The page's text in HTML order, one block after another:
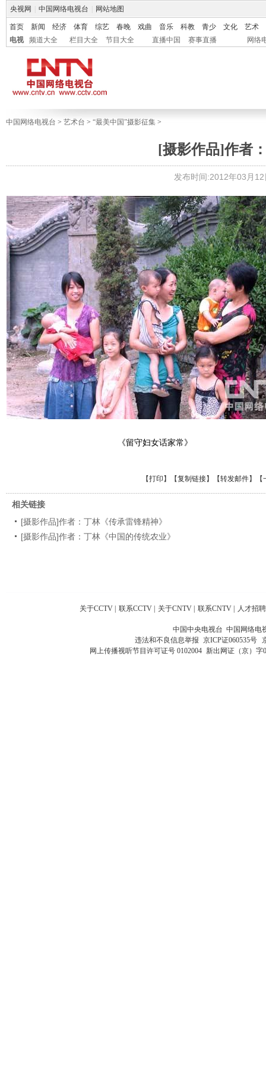
央视网 中国网络电视台 网站地图
首页 新闻 经济 体育 综艺 春晚 戏曲 音乐 科教 青少 文化
艺术
电视
频道大全 栏目大全 节目大全 直播中国 赛事直播 网络
中国网络电视台 > 艺术台 > “最美中国”摄影征集 >
[摄影作品]作者
发布时间:2012年03月
《留守妇女话家常》
【打印 】【复制链接】【转发邮件】
相关链接
[摄影作品]作者：丁林《传承雷锋精神》
[摄影作品]作者：丁林《中国的传统农业》
关于CCTV 联系CCTV 关于CNTV 联系CNTV 人才招聘
中国中央电视台 中国网络电
违法和不良信息举报 京ICP证060535号
网上传播视听节目许可证号 0102004 新出网证（京）